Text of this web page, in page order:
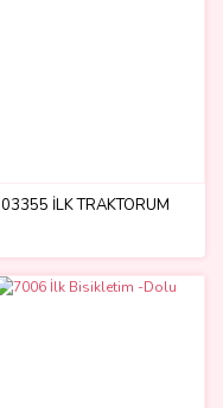
03355 İLK TRAKTÖRÜM